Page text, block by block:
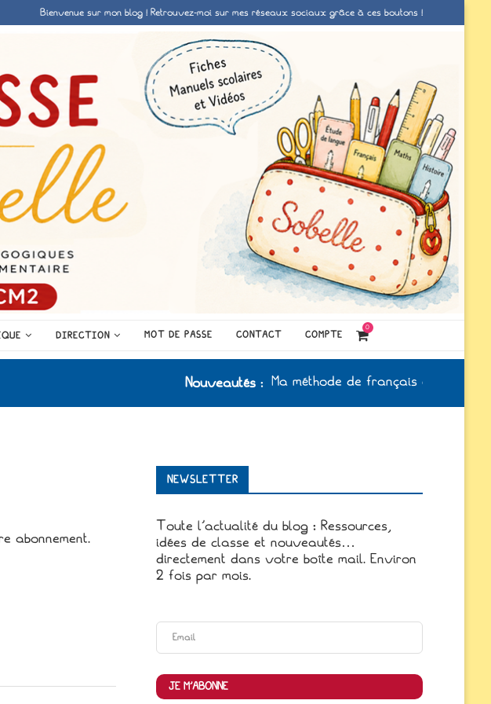
Bienvenue sur mon blog ! Retrouvez-moi sur mes réseaux sociaux grâce à ces boutons !
DIRECTION MOT DE PASSE CONTACT COMPTE
0
Nouveautés: Ma méthode de français à jour /
abonnement.
NEWSLETTER
Toute l'actualité du blog : Ressources,
idées de classe et nouveautés…
directement dans votre boîte mail. Environ
2 fois par mois.
JE M'ABONNE